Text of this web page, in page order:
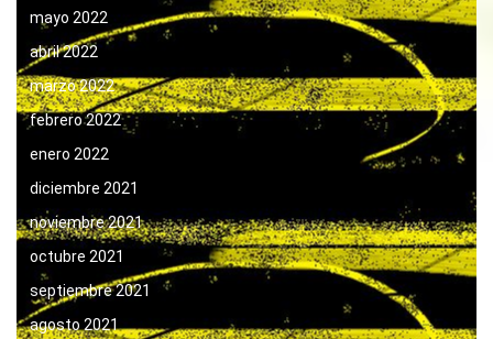
mayo 2022
abril 2022
marzo 2022
febrero 2022
enero 2022
diciembre 2021
noviembre 2021
octubre 2021
septiembre 2021
agosto 2021